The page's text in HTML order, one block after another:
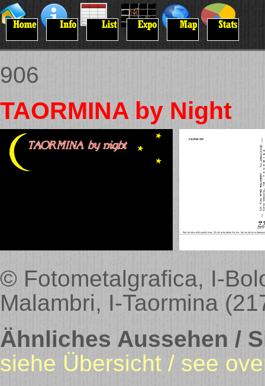
906
TAORMINA by Night
© Fotometalgrafica, I-
Malambri, I-Taormina
Ähnliches Aussehen /
siehe Übersicht / see